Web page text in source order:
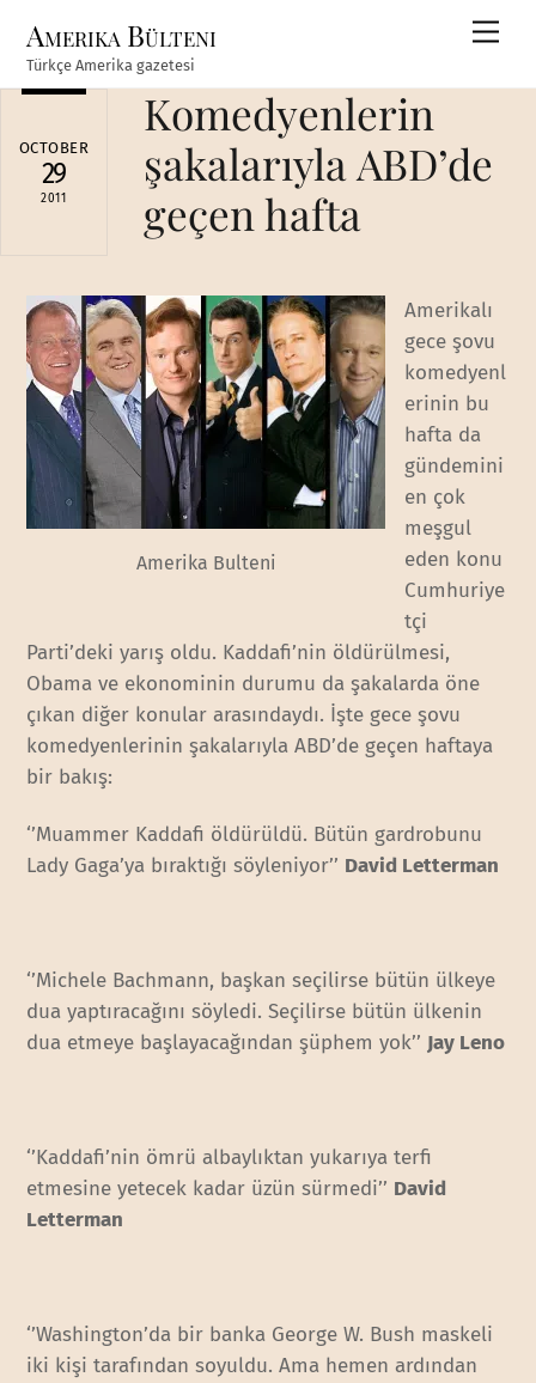
content
Amerika Bülteni
Türkçe Amerika gazetesi
OCTOBER
29
2011
Komedyenlerin
şakalarıyla ABD’de
geçen hafta
Amerika Bulteni
Amerikalı
gece şovu
komedyenl
erinin bu
hafta da
gündemini
en çok
meşgul
eden konu
Cumhuriye
tçi
Parti’deki yarış oldu. Kaddafi’nin öldürülmesi,
Obama ve ekonominin durumu da şakalarda öne
çıkan diğer konular arasındaydı. İşte gece şovu
komedyenlerinin şakalarıyla ABD’de geçen haftaya
bir bakış:
‘’Muammer Kaddafi öldürüldü. Bütün gardrobunu
Lady Gaga’ya bıraktığı söyleniyor’’ David Letterman
‘’Michele Bachmann, başkan seçilirse bütün ülkeye
dua yaptıracağını söyledi. Seçilirse bütün ülkenin
dua etmeye başlayacağından şüphem yok’’ Jay Leno
‘’Kaddafi’nin ömrü albaylıktan yukarıya terfi
etmesine yetecek kadar üzün sürmedi’’ David
Letterman
‘’Washington’da bir banka George W. Bush maskeli
iki kişi tarafından soyuldu. Ama hemen ardından